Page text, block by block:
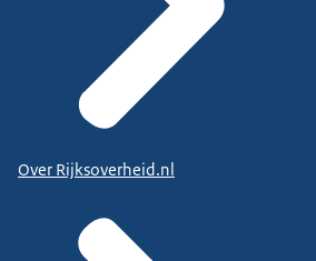
Over Rijksoverheid.nl